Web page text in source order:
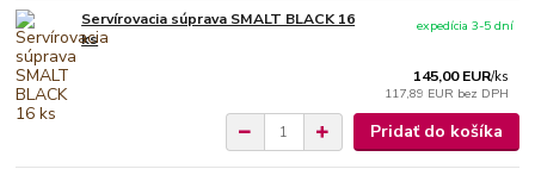
Servírovacia súprava SMALT BLACK 16
ks
145,00 EUR/ks
117,89 EUR bez DPH
expedícia 3-5 dní
Pridať do košíka